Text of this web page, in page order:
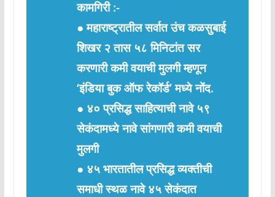
कामगिरी :-
● महाराष्ट्रातील सर्वात उंच कळसुबाई
शिखर २ तास ५८ मिनिटांत सर
करणारी कमी वयाची मुलगी म्हणून
‘इंडिया बुक ऑफ रेकॉर्ड’ मध्ये नोंद.
● ४० प्रसिद्ध साहित्याची नावे ५९
सेकंदामध्ये नावे सांगणारी कमी वयाची
मुलगी
● ४५ भारतातील प्रसिद्ध व्यक्तीची
समाधी स्थळ नावे ४५ सेकंदात